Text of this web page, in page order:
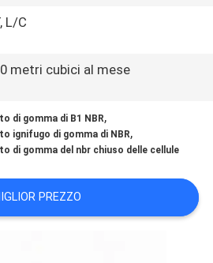
L/C
metri cubici al mese
di gomma di B1 NBR,
ignifugo di gomma di NBR,
di gomma del nbr chiuso delle cellule
PREZZO